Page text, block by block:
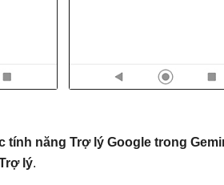
tính năng Trợ lý Google trong
lý.